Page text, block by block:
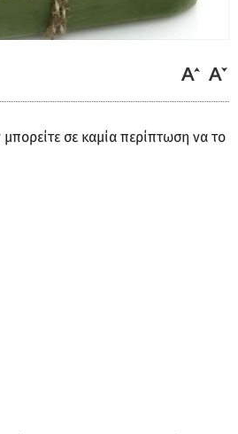
σε καμία περίπτωση να το